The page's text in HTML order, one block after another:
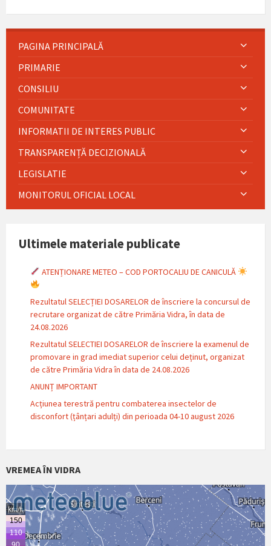
PAGINA PRINCIPALĂ
PRIMARIE
CONSILIU
COMUNITATE
INFORMATII DE INTERES PUBLIC
TRANSPARENȚĂ DECIZIONALĂ
LEGISLATIE
MONITORUL OFICIAL LOCAL
Ultimele materiale publicate
ATENȚIONARE METEO – COD PORTOCALIU DE CANICULĂ
Rezultatul SELECȚIEI DOSARELOR de înscriere la concursul de
recrutare organizat de către Primăria Vidra, în data de
24.08.2026
Rezultatul SELECTIEI DOSARELOR de înscriere la examenul de
promovare in grad imediat superior celui deținut, organizat
de către Primăria Vidra în data de 24.08.2026
ANUNȚ IMPORTANT
Acțiunea terestră pentru combaterea insectelor de
disconfort (țânțari adulți) din perioada 04-10 august 2026
VREMEA ÎN VIDRA